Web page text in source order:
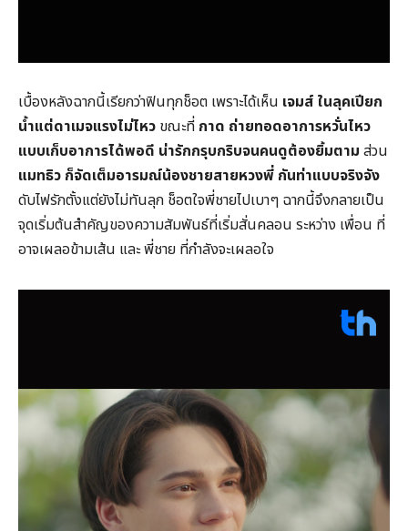
เบื้องหลังฉากนี้เรียกว่าฟินทุกช็อต เพราะได้เห็น เจมส์ ในลุคเปียก
น้ำแต่ดาเมจแรงไม่ไหว ขณะที่ กาด ถ่ายทอดอาการหวั่นไหว
แบบเก็บอาการได้พอดี น่ารักกรุบกริบจนคนดูต้องยิ้มตาม ส่วน
แมทธิว ก็จัดเต็มอารมณ์น้องชายสายหวงพี่ กันท่าแบบจริงจัง
ดับไฟรักตั้งแต่ยังไม่ทันลุก ช็อตใจพี่ชายไปเบาๆ ฉากนี้จึงกลายเป็น
จุดเริ่มต้นสำคัญของความสัมพันธ์ที่เริ่มสั่นคลอน ระหว่าง เพื่อน ที่
อาจเผลอข้ามเส้น และ พี่ชาย ที่กำลังจะเผลอใจ